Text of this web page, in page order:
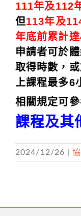
111年及112
但113年及
年底前累計
申請者可於
取得時數，
上課程最多6
相關規定可
課程及其
2024/12/26